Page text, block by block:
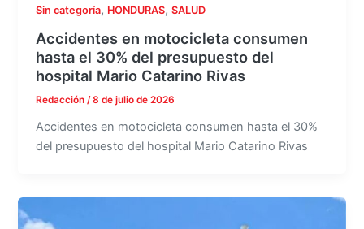
Sin categoría, HONDURAS,SALUD
Accidentes en motocicleta consumen
hasta el 30% del presupuesto del
hospital Mario Catarino Rivas
Redacción/8 de julio de 2026
Accidentes en motocicleta consumen hasta el 30%
del presupuesto del hospital Mario Catarino Rivas